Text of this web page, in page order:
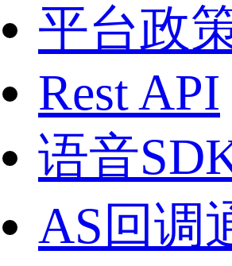
平台政
Rest API
语音
AS回调